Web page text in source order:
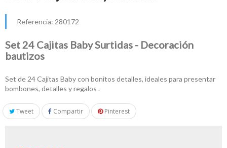
Referencia: 280172
Set 24 Cajitas Baby Surtidas - Decoración
bautizos
Set de 24 Cajitas Baby con bonitos detalles, ideales para presentar
bombones, detalles y regalos .
Tweet Compartir Pinterest